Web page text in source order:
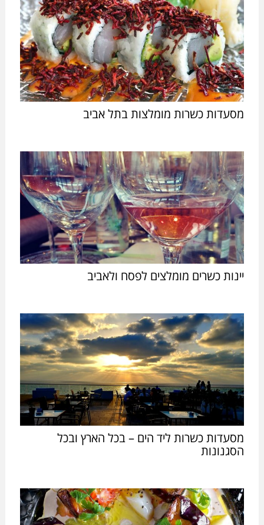
מסעדות כשרות מומלצות בתל אביב
יינות כשרים מומלצים לפסח ולאביב
מסעדות כשרות ליד הים – בכל הארץ ובכל
הסגנונות